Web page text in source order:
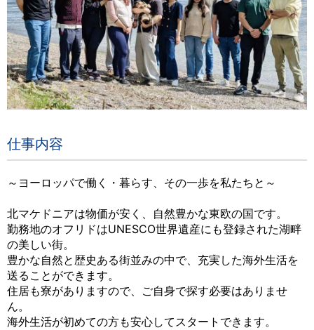
仕事内容
～ヨーロッパで働く・暮らす、その一歩を私たちと～
北マケドニアは物価が安く、自然豊かな東欧の国です。
勤務地のオフリドはUNESCO世界遺産にも登録された湖畔
の美しい街。
豊かな自然と歴史ある街並みの中で、充実した海外生活を
送ることができます。
住居も寮がありますので、ご自身で探す必要はありませ
ん。
海外生活が初めての方も安心してスタートできます。